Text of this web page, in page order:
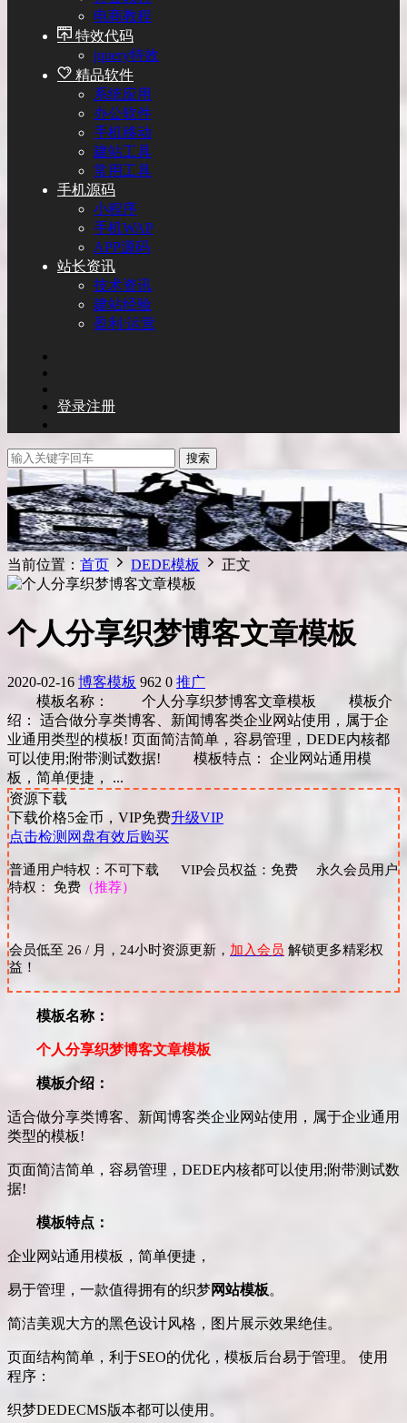
电商教程
特效代码
jquery特效
精品软件
系统应用
办公软件
手机移动
建站工具
常用工具
手机源码
小程序
手机WAP
APP源码
站长资讯
技术资讯
建站经验
盈利/运营
登录注册
搜索
当前位置： 首页 DEDE模板 正文
个人分享织梦博客文章模板
2020-02-16 博客模板 962 0 推广
模板名称： 个人分享织梦博客文章模板 模板介
绍： 适合做分享类博客、新闻博客类企业网站使用，属于企
业通用类型的模板! 页面简洁简单，容易管理，DEDE内核都
可以使用;附带测试数据! 模板特点： 企业网站通用模
板，简单便捷， ...
资源下载
下载价格5金币，VIP免费升级VIP
点击检测网盘有效后购买
普通用户特权：不可下载 VIP会员权益：免费 永久会员用户
特权： 免费 （推荐）
会员低至 26 / 月，24小时资源更新， 加入会员 解锁更多精彩权
益！
模板名称：
个人分享织梦博客文章模板
模板介绍：
适合做分享类博客、新闻博客类企业网站使用，属于企业通用
类型的模板!
页面简洁简单，容易管理，DEDE内核都可以使用;附带测试数
据!
模板特点：
企业网站通用模板，简单便捷，
易于管理，一款值得拥有的织梦网站模板。
简洁美观大方的黑色设计风格，图片展示效果绝佳。
页面结构简单，利于SEO的优化，模板后台易于管理。 使用
程序：
织梦DEDECMS版本都可以使用。